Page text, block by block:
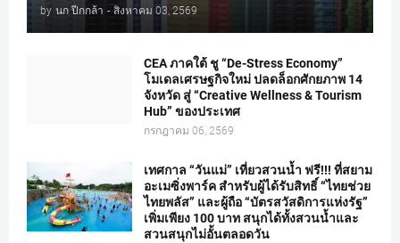
by นก ปีกกล้า - สิงหาคม 03, 2569
CEA ภาคใต้ ชู “De-Stress Economy”
โมเดลเศรษฐกิจใหม่ ปลดล็อกศักยภาพ 14
จังหวัด สู่ “Creative Wellness & Tourism
Hub” ของประเทศ
กรกฎาคม 06, 2569
เทศกาล “วันแม่” เที่ยวสวนน้ำ ฟรี!!! ที่สยาม
อะเมซิ่งพาร์ค สำหรับผู้ได้รับสิทธิ์ “ไทยช่วย
ไทยพลัส” และผู้ถือ “บัตรสวัสดิการแห่งรัฐ”
เพิ่มเพียง 100 บาท สนุกได้ทั้งสวนน้ำและ
สวนสนุกไม่อั้นตลอดวัน